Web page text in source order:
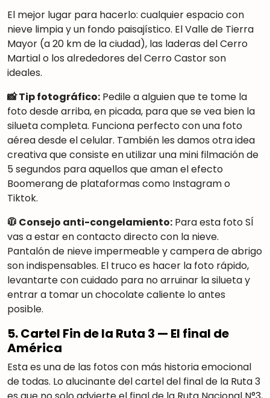
El mejor lugar para hacerlo: cualquier espacio con
nieve limpia y un fondo paisajístico. El Valle de Tierra
Mayor (a 20 km de la ciudad), las laderas del Cerro
Martial o los alrededores del Cerro Castor son
ideales.
📸 Tip fotográfico: Pedile a alguien que te tome la
foto desde arriba, en picada, para que se vea bien la
silueta completa. Funciona perfecto con una foto
aérea desde el celular. También les damos otra idea
creativa que consiste en utilizar una mini filmación de
5 segundos para aquellos que aman el efecto
Boomerang de plataformas como Instagram o
Tiktok.
🧥 Consejo anti-congelamiento: Para esta foto SÍ
vas a estar en contacto directo con la nieve.
Pantalón de nieve impermeable y campera de abrigo
son indispensables. El truco es hacer la foto rápido,
levantarte con cuidado para no arruinar la silueta y
entrar a tomar un chocolate caliente lo antes
posible.
5. Cartel Fin de la Ruta 3 — El final de
América
Esta es una de las fotos con más historia emocional
de todas. Lo alucinante del cartel del final de la Ruta 3